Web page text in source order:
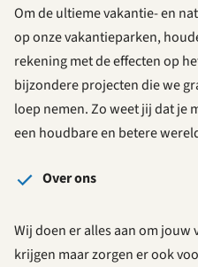
Om de ultieme vakantie- en
op onze vakantieparken,
rekening met de effecten op
bijzondere projecten die we
loep nemen. Zo weet jij dat je
een houdbare en betere
Over ons
Wij doen er alles aan om jouw
krijgen maar zorgen er ook